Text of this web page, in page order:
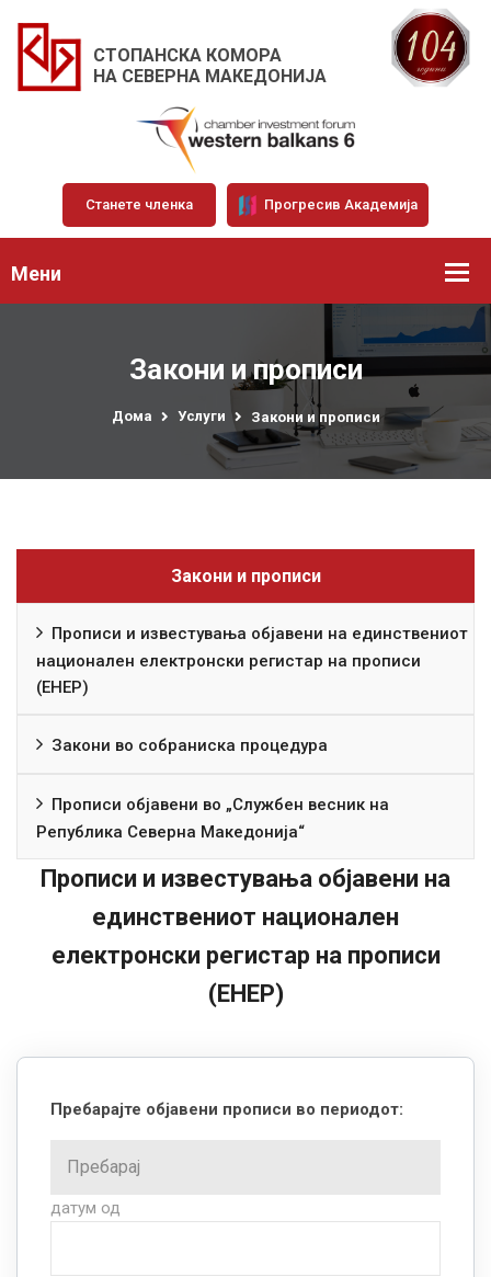
СТОПАНСКА КОМОРА
НА СЕВЕРНА МАКЕДОНИЈА
Станете членка Прогресив Академија
Мени
Закони и прописи
Дома Услуги Закони и прописи
Закони и прописи
Прописи и известувања објавени на единствениот
национален електронски регистар на прописи
(ЕНЕР)
Закони во собраниска процедура
Прописи објавени во „Службен весник на
Република Северна Македонија“
Прописи и известувања објавени на
единствениот национален
електронски регистар на прописи
(ЕНЕР)
Пребарајте објавени прописи во периодот:
датум од